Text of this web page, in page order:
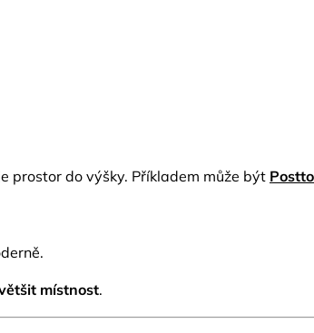
prostor do výšky. Příkladem může být
místnost.